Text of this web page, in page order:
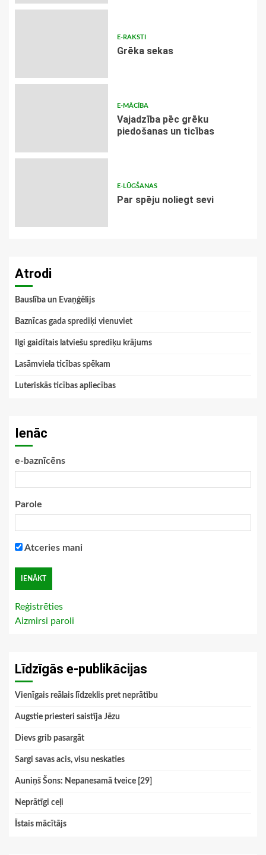
E-RAKSTI
Grēka sekas
E-MĀCĪBA
Vajadzība pēc grēku
piedošanas un ticības
E-LŪGŠANAS
Par spēju noliegt sevi
Atrodi
Bauslība un Evaņģēlijs
Baznīcas gada sprediķi vienuviet
Ilgi gaidītais latviešu sprediķu krājums
Lasāmviela ticības spēkam
Luteriskās ticības apliecības
Ienāc
e-baznīcēns
Parole
Atceries mani
Reģistrēties
Aizmirsi paroli
Līdzīgās e-publikācijas
Vienīgais reālais līdzeklis pret neprātību
Augstie priesteri saistīja Jēzu
Dievs grib pasargāt
Sargi savas acis, visu neskaties
Auniņš Šons: Nepanesamā tveice [29]
Neprātīgi ceļi
Īstais mācītājs